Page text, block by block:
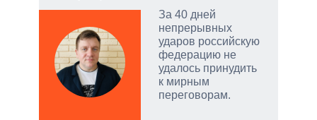
За 40 дней
непрерывных
ударов российскую
федерацию не
удалось принудить
к мирным
переговорам.